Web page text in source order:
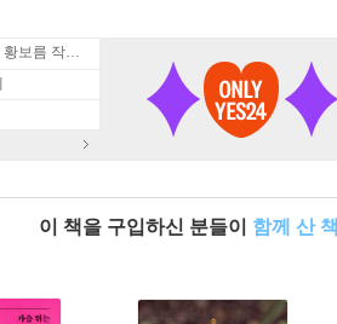
뮤지컬 〈휴남동 서점〉X 황보름 작가 북토크
이 책을 구입하신 분들이 함께 산 책